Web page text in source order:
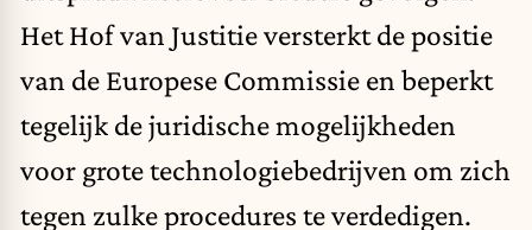
Het Hof van Justitie versterkt de positie
van de Europese Commissie en beperkt
tegelijk de juridische mogelijkheden
voor grote technologiebedrijven om zich
tegen zulke procedures te verdedigen.